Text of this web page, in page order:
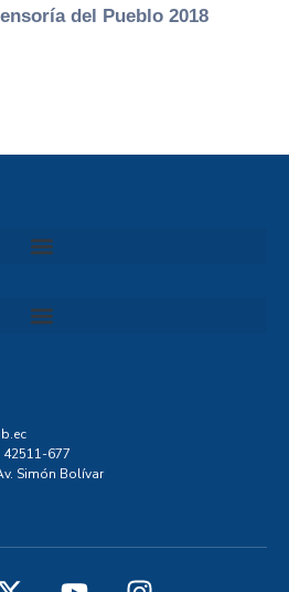
del Pueblo 2018
677
Simón Bolívar